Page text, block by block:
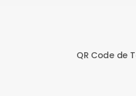
QR Code de